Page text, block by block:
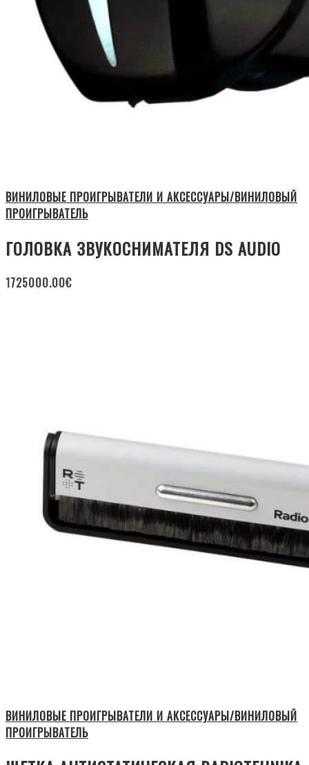
ВИНИЛОВЫЕ ПРОИГРЫВАТЕЛИ И АКСЕССУАРЫ/ВИНИЛОВЫЙ
ПРОИГРЫВАТЕЛЬ
ГОЛОВКА ЗВУКОСНИМАТЕЛЯ DS AUDIO
1725000.00€
ВИНИЛОВЫЕ ПРОИГРЫВАТЕЛИ И АКСЕССУАРЫ/ВИНИЛОВЫЙ
ПРОИГРЫВАТЕЛЬ